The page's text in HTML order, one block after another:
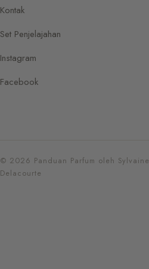
Kontak
Set Penjelajahan
Instagram
Facebook
© 2026 Panduan Parfum oleh Sylvaine
Delacourte